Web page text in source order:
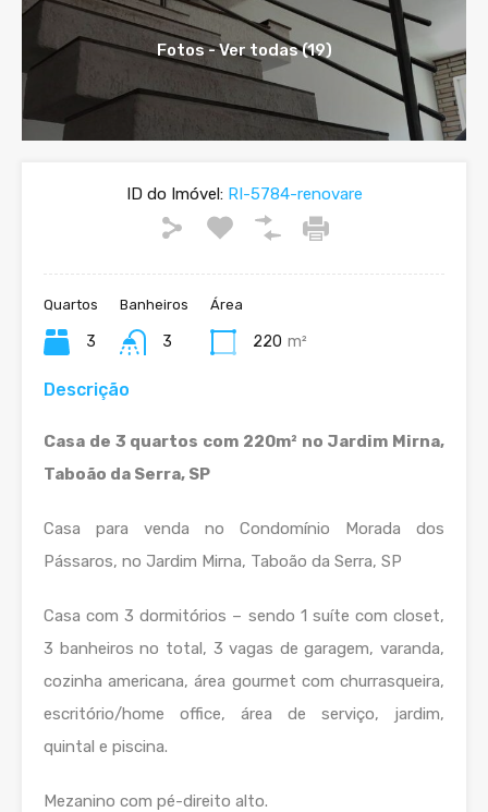
Fotos - Ver todas (19)
ID do Imóvel:RI-5784-renovare
Quartos
3
Banheiros
3
Área
220 m²
Descrição
Casa de 3 quartos com 220m² no Jardim Mirna,
Taboão da Serra, SP
Casa para venda no Condomínio Morada dos
Pássaros, no Jardim Mirna, Taboão da Serra, SP
Casa com 3 dormitórios – sendo 1 suíte com closet,
3 banheiros no total, 3 vagas de garagem, varanda,
cozinha americana, área gourmet com churrasqueira,
escritório/home office, área de serviço, jardim,
quintal e piscina.
Mezanino com pé-direito alto.